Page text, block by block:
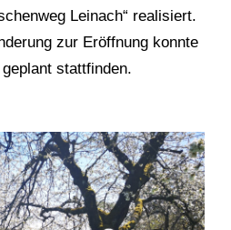
Leinach“ realisiert.
zur Eröffnung konnte
stattfinden.